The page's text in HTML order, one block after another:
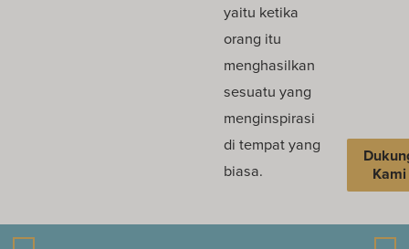
yaitu ketika
orang itu
menghasilkan
sesuatu yang
menginspirasi
di tempat yang
biasa.
Kami